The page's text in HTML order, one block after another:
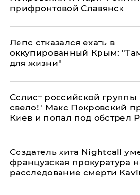
прифронтовой Славянск
Лепс отказался ехать в
оккупированный Крым:
для жизни"
Солист российской группы
свело!" Макс Покровский
Киев и попал под обстрел
Создатель хита Nightcall
французская прокуратура
расследование смерти